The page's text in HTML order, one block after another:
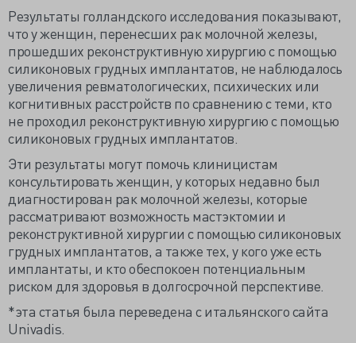
Результаты голландского исследования показывают,
что у женщин, перенесших рак молочной железы,
прошедших реконструктивную хирургию с помощью
силиконовых грудных имплантатов, не наблюдалось
увеличения ревматологических, психических или
когнитивных расстройств по сравнению с теми, кто
не проходил реконструктивную хирургию с помощью
силиконовых грудных имплантатов.
Эти результаты могут помочь клиницистам
консультировать женщин, у которых недавно был
диагностирован рак молочной железы, которые
рассматривают возможность мастэктомии и
реконструктивной хирургии с помощью силиконовых
грудных имплантатов, а также тех, у кого уже есть
имплантаты, и кто обеспокоен потенциальным
риском для здоровья в долгосрочной перспективе.
*эта статья была переведена с итальянского сайта
Univadis.